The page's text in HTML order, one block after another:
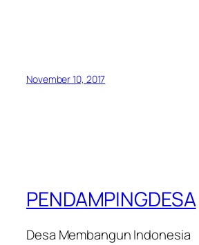
November 10, 2017
PENDAMPINGDESA
Desa Membangun Indonesia